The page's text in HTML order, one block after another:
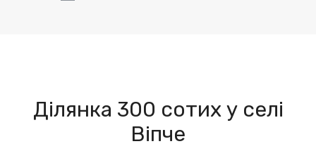
Ділянка 300 сотих у селі
Віпче